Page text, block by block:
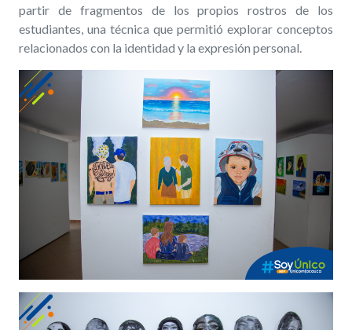
partir de fragmentos de los propios rostros de los
estudiantes, una técnica que permitió explorar conceptos
relacionados con la identidad y la expresión personal.